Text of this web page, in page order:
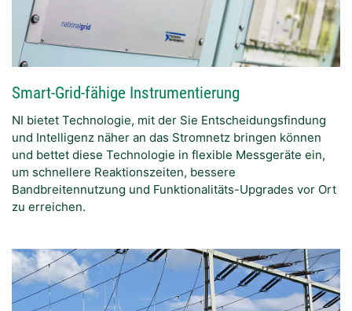
Smart-Grid-fähige Instrumentierung
NI bietet Technologie, mit der Sie Entscheidungsfindung
und Intelligenz näher an das Stromnetz bringen können
und bettet diese Technologie in flexible Messgeräte ein,
um schnellere Reaktionszeiten, bessere
Bandbreitennutzung und Funktionalitäts-Upgrades vor Ort
zu erreichen.